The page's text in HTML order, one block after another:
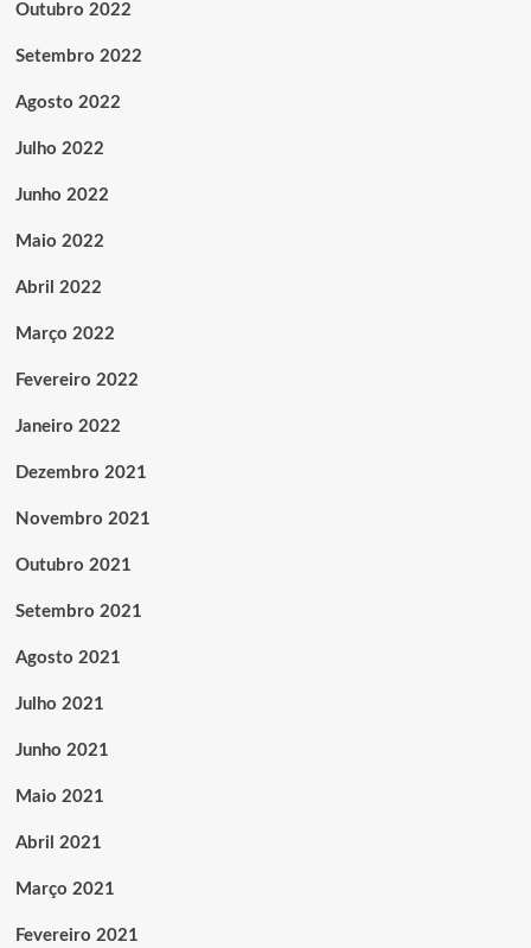
Outubro 2022
Setembro 2022
Agosto 2022
Julho 2022
Junho 2022
Maio 2022
Abril 2022
Março 2022
Fevereiro 2022
Janeiro 2022
Dezembro 2021
Novembro 2021
Outubro 2021
Setembro 2021
Agosto 2021
Julho 2021
Junho 2021
Maio 2021
Abril 2021
Março 2021
Fevereiro 2021